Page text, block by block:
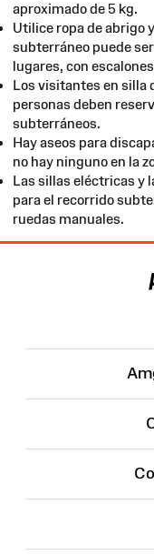
aproximado de 5 kg.
Utilice ropa de abrigo
subterráneo puede
lugares, con
Los visitantes en silla
personas deben
subterráneos.
Hay aseos para
no hay ninguno en la
Las sillas eléctricas y
para el recorrido
ruedas manuales.